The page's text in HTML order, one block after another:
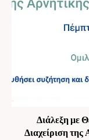
Διάλεξη με
Διαχείριση